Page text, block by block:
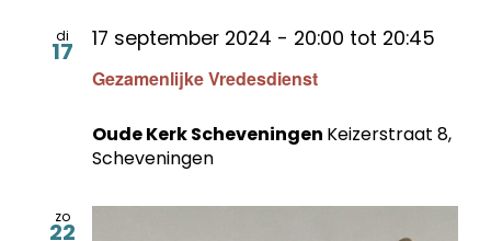
di
17
Gezamenlijke Vredesdienst
17 september 2024 - 20:00 tot 20:45
Oude Kerk Scheveningen Keizerstraat 8,
Scheveningen
zo
22